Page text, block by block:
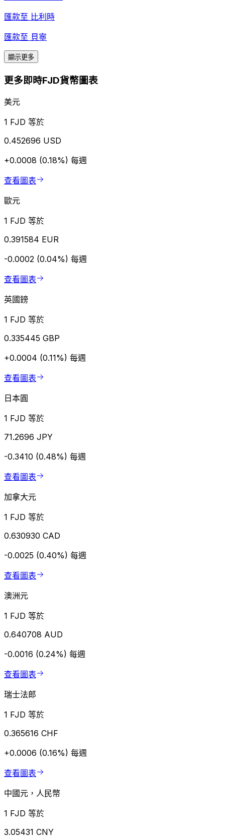
匯款至 比利時
匯款至 貝寧
顯示更多
更多即時FJD貨幣圖表
美元
1 FJD 等於
0.452696 USD
+0.0008 (0.18%) 每週
查看圖表
歐元
1 FJD 等於
0.391584 EUR
-0.0002 (0.04%) 每週
查看圖表
英國鎊
1 FJD 等於
0.335445 GBP
+0.0004 (0.11%) 每週
查看圖表
日本圓
1 FJD 等於
71.2696 JPY
-0.3410 (0.48%) 每週
查看圖表
加拿大元
1 FJD 等於
0.630930 CAD
-0.0025 (0.40%) 每週
查看圖表
澳洲元
1 FJD 等於
0.640708 AUD
-0.0016 (0.24%) 每週
查看圖表
瑞士法郎
1 FJD 等於
0.365616 CHF
+0.0006 (0.16%) 每週
查看圖表
中國元，人民幣
1 FJD 等於
3.05431 CNY